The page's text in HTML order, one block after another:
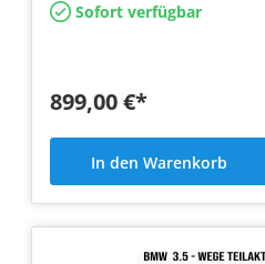
Sofort verfügbar
899,00 €*
In den Warenkorb